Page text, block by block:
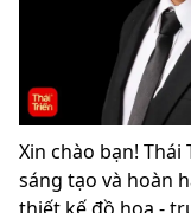
Xin chào bạn!
sáng tạo và hoàn